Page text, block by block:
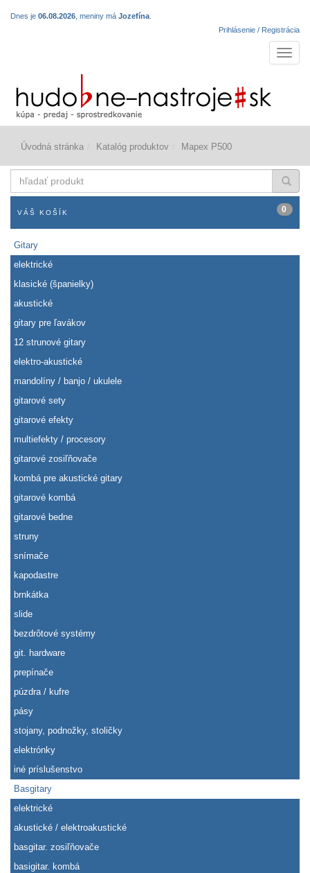
Dnes je 06.08.2026 , meniny má Jozefína
Prihlásenie / Registrácia
Úvodná stránka Katalóg produktov Mapex P500
produkt
VÁŠ KOŠÍK 0
Gitary
elektrické
klasické (španielky)
akustické
gitary pre ľavákov
12 strunové gitary
elektro-akustické
mandolíny / banjo / ukulele
gitarové sety
gitarové efekty
multiefekty / procesory
gitarové zosiľňovače
kombá pre akustické gitary
gitarové kombá
gitarové bedne
struny
snímače
kapodastre
brnkátka
slide
bezdrôtové systémy
git. hardware
prepínače
púzdra / kufre
pásy
stojany, podnožky, stoličky
elektrónky
iné príslušenstvo
Basgitary
elektrické
akustické / elektroakustické
basgitar. zosiľňovače
basigitar. kombá